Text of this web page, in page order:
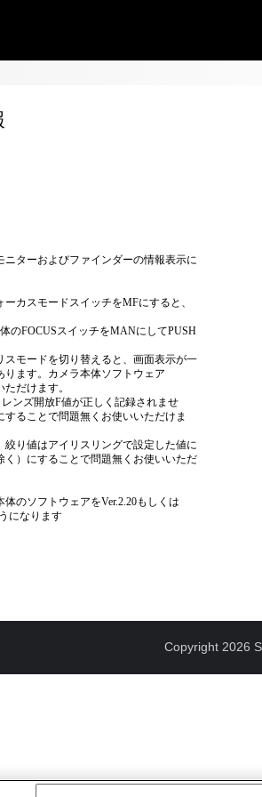
ターおよびファインダーの情報表示に
カスモードスイッチをMFにすると、
のFOCUSスイッチをMANにしてPUSH
モードを切り替えると、画面表示が一
ます。カメラ本体ソフトウェア
だけます。
ンズ開放F値が正しく記録されませ
することで問題無くお使いいただけま
り値はアイリスリングで設定した値に
く）にすることで問題無くお使いいただ
のソフトウェアをVer.2.20もしくは
になります
Copyright 2026